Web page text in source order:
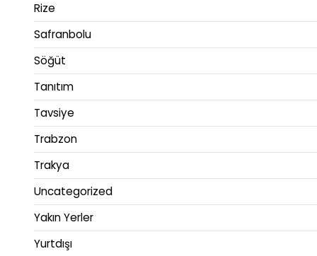
Rize
Safranbolu
Söğüt
Tanıtım
Tavsiye
Trabzon
Trakya
Uncategorized
Yakın Yerler
Yurtdışı